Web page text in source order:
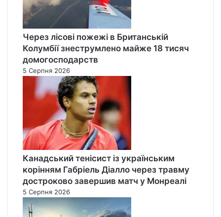
Через лісові пожежі в Британській
Колумбії знеструмлено майже 18 тисяч
домогосподарств
5 Серпня 2026
Канадський тенісист із українським
корінням Габріель Діалло через травму
достроково завершив матч у Монреалі
5 Серпня 2026